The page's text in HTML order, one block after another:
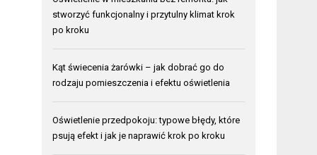
stworzyć funkcjonalny i przytulny klimat krok
po kroku
Kąt świecenia żarówki – jak dobrać go do
rodzaju pomieszczenia i efektu oświetlenia
Oświetlenie przedpokoju: typowe błędy, które
psują efekt i jak je naprawić krok po kroku